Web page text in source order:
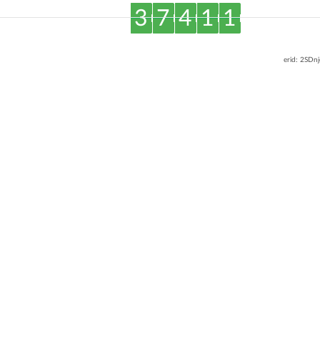
3 7 4 1 1
erid: